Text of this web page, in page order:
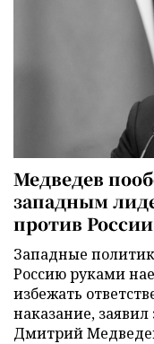
Медведев
западным
против России
Западные
Россию руками
избежать
наказание, заявил
Дмитрий